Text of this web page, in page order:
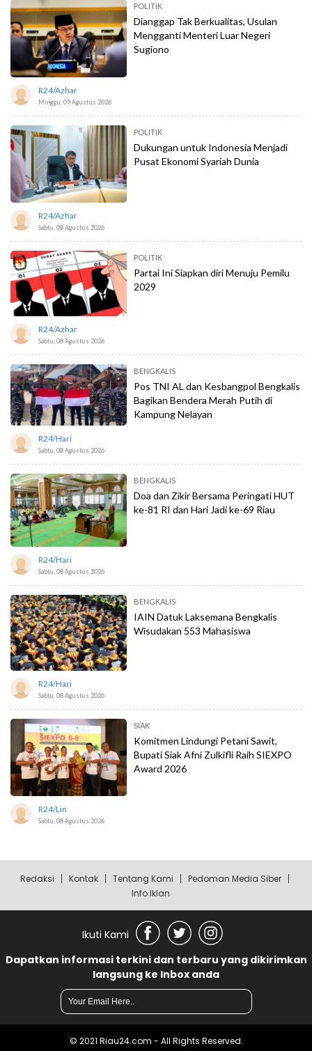
POLITIK
Dianggap Tak Berkualitas, Usulan
Mengganti Menteri Luar Negeri
Sugiono
R24/azhar
Minggu, 09 Agustus 2026
POLITIK
Dukungan untuk Indonesia Menjadi
Pusat Ekonomi Syariah Dunia
R24/azhar
Sabtu, 08 Agustus 2026
POLITIK
Partai Ini Siapkan diri Menuju Pemilu
2029
R24/azhar
Sabtu, 08 Agustus 2026
BENGKALIS
Pos TNI AL dan Kesbangpol Bengkalis
Bagikan Bendera Merah Putih di
Kampung Nelayan
R24/hari
Sabtu, 08 Agustus 2026
BENGKALIS
Doa dan Zikir Bersama Peringati HUT
ke-81 RI dan Hari Jadi ke-69 Riau
R24/hari
Sabtu, 08 Agustus 2026
BENGKALIS
IAIN Datuk Laksemana Bengkalis
Wisudakan 553 Mahasiswa
R24/hari
Sabtu, 08 Agustus 2026
SIAK
Komitmen Lindungi Petani Sawit,
Bupati Siak Afni Zulkifli Raih SIEXPO
Award 2026
R24/lin
Sabtu, 08 Agustus 2026
Redaksi Kontak Tentang Kami
Pedoman Media Siber
Info Iklan
Ikuti Kami
Dapatkan informasi terkini dan terbaru yang dikirimkan
langsung ke Inbox anda
© 2021 Riau24.com - All Rights Reserved.